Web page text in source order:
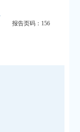
报告页码：156